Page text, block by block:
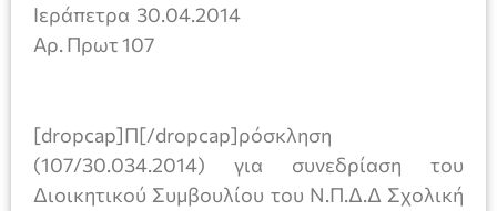
Ιεράπετρα 30.04.2014
Αρ. Πρωτ 107
[dropcap]Π[/dropcap]ρόσκληση
(107/30.034.2014) για συνεδρίαση του
Διοικητικού Συμβουλίου του Ν.Π.Δ.Δ Σχολική